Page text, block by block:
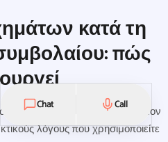
κατά τη
πώς
και συρρικνώνονται μέσα στον
λόγους που χρησιμοποιείτε
Chat Call